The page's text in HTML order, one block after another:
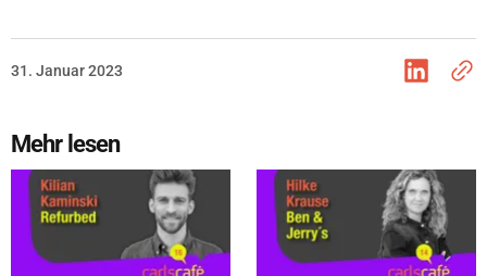
31. Januar 2023
Mehr lesen